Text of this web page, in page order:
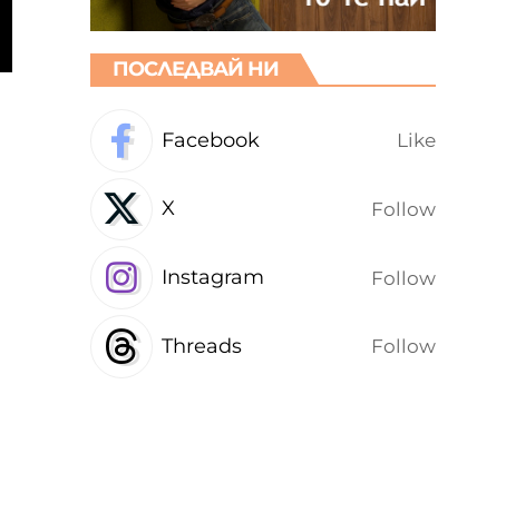
ПОСЛЕДВАЙ НИ
Facebook Like
X Follow
Instagram Follow
Threads Follow